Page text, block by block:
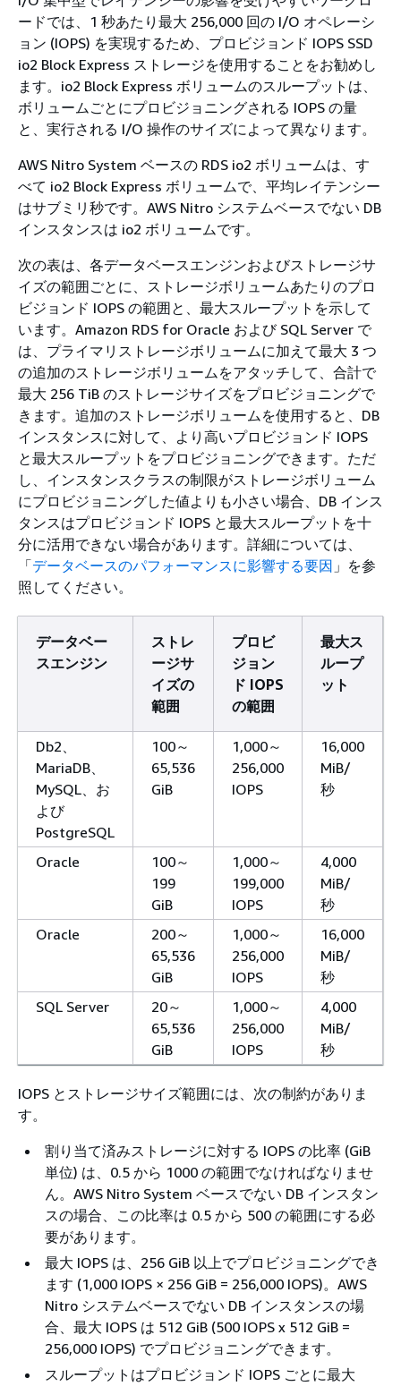
ードでは、1 秒あたり最大 256,000 回の I/O オペレーシ
ョン (IOPS) を実現するため、プロビジョンド IOPS SSD
io2 Block Express ストレージを使用することをお勧めし
ます。io2 Block Express ボリュームのスループットは、
ボリュームごとにプロビジョニングされる IOPS の量
と、実行される I/O 操作のサイズによって異なります。
AWS Nitro System ベースの RDS io2 ボリュームは、す
べて io2 Block Express ボリュームで、平均レイテンシー
はサブミリ秒です。AWS Nitro システムベースでない DB
インスタンスは io2 ボリュームです。
次の表は、各データベースエンジンおよびストレージサ
イズの範囲ごとに、ストレージボリュームあたりのプロ
ビジョンド IOPS の範囲と、最大スループットを示して
います。Amazon RDS for Oracle および SQL Server で
は、プライマリストレージボリュームに加えて最大 3 つ
の追加のストレージボリュームをアタッチして、合計で
最大 256 TiB のストレージサイズをプロビジョニングで
きます。追加のストレージボリュームを使用すると、DB
インスタンスに対して、より高いプロビジョンド IOPS
と最大スループットをプロビジョニングできます。ただ
し、インスタンスクラスの制限がストレージボリューム
にプロビジョニングした値よりも小さい場合、DB インス
タンスはプロビジョンド IOPS と最大スループットを十
分に活用できない場合があります。詳細については、
「データベースのパフォーマンスに影響する要因 」を参
照してください。
データベー
スエンジン
ストレ
ージサ
イズの
範囲
プロビ
ジョン
ド IOPS
の範囲
最大ス
ループ
ット
Db2、
MariaDB、
MySQL、お
よび
PostgreSQL
100～
65,536
GiB
1,000～
256,000
IOPS
16,000
MiB/
秒
Oracle
100～
199
GiB
1,000～
199,000
IOPS
4,000
MiB/
秒
Oracle
200～
65,536
GiB
1,000～
256,000
IOPS
16,000
MiB/
秒
SQL Server
20～
65,536
GiB
1,000～
256,000
IOPS
4,000
MiB/
秒
IOPS とストレージサイズ範囲には、次の制約がありま
す。
割り当て済みストレージに対する IOPS の比率 (GiB
単位) は、0.5 から 1000 の範囲でなければなりませ
ん。AWS Nitro System ベースでない DB インスタン
スの場合、この比率は 0.5 から 500 の範囲にする必
要があります。
最大 IOPS は、256 GiB 以上でプロビジョニングでき
ます (1,000 IOPS × 256 GiB = 256,000 IOPS)。AWS
Nitro システムベースでない DB インスタンスの場
合、最大 IOPS は 512 GiB (500 IOPS x 512 GiB =
256,000 IOPS) でプロビジョニングできます。
スループットはプロビジョンド IOPS ごとに最大